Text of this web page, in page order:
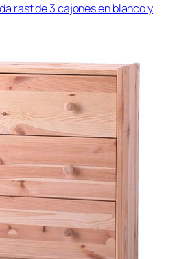
rast de 3 cajones en blanco y